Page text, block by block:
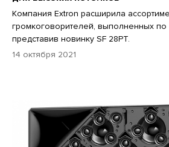
Компания Extron расширила
громкоговорителей, выполненных по
представив новинку SF 28PT.
14 октября 2021